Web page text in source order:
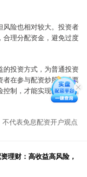
风险也相对较大。投资者
合理分配资金，避免过度
投资方式，为普通投资
者在参与配资炒股时股票
控制，才能实现财富增值
代表免息配资开户观点
理财：高收益高风险，